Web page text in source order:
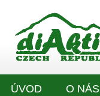
ÚVOD O NÁS